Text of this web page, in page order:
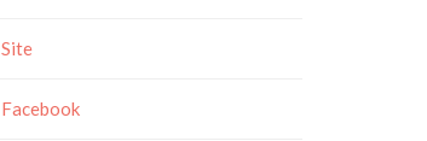
Site
Facebook